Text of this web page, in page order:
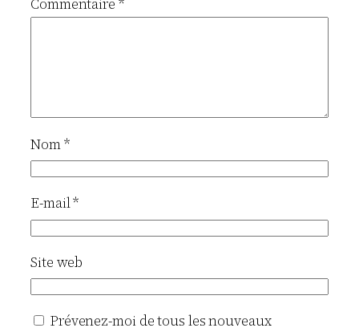
Commentaire *
Nom*
E-mail*
Site web
Prévenez-moi de tous les nouveaux